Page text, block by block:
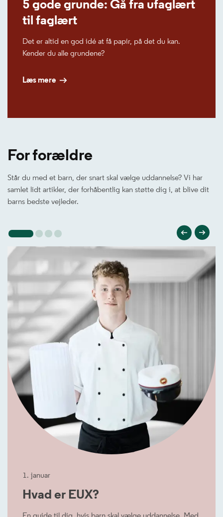
5 gode grunde: Gå fra ufaglært
til faglært
Det er altid en god idé at få papir, på det du kan.
Kender du alle grundene?
Læs mere
For forældre
Står du med et barn, der snart skal vælge uddannelse? Vi har
samlet lidt artikler, der forhåbentlig kan støtte dig i, at blive dit
barns bedste vejleder.
1. januar
Hvad er EUX?